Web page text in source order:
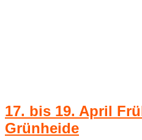
17. bis 19. April
Grünheide